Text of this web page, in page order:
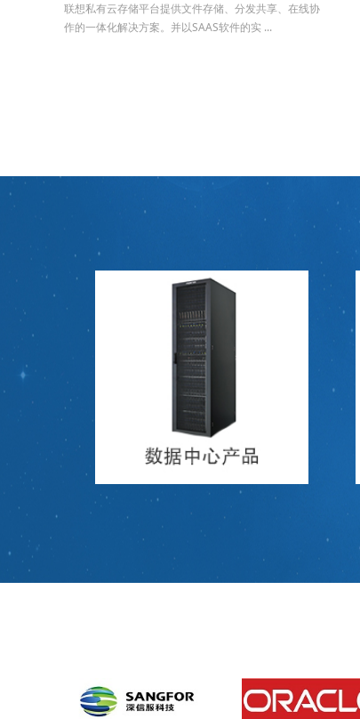
联想私有云存储平台提供文件存储、分发共享、在线协
作的一体化解决方案。并以SAAS软件的实 ...